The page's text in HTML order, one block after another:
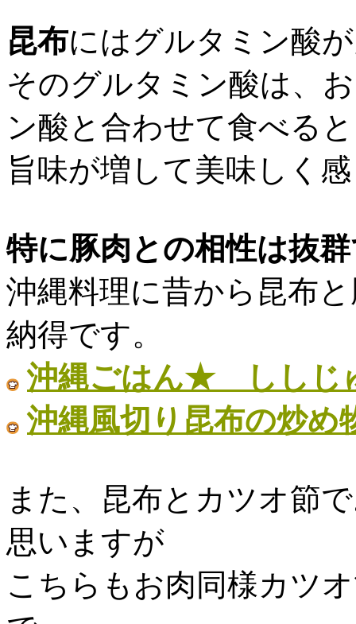
昆布にはグルタミン酸
そのグルタミン酸は、
ン酸と合わせて食べると
旨味が増して美味しく
特に豚肉との相性は抜
沖縄料理に昔から昆布
納得です。
沖縄ごはん★ ししじ
沖縄風切り昆布の炒め
また、昆布とカツオ節
思いますが
こちらもお肉同様カツ